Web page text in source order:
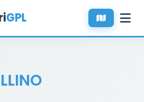
GPL